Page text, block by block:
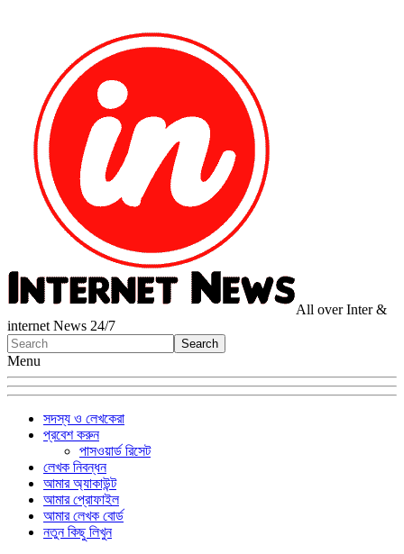
All over Inter &
internet News 24/7
Menu
সদস্য ও লেখকেরা
প্রবেশ করুন
পাসওয়ার্ড রিসেট
লেখক নিবন্ধন
আমার অ্যাকাউন্ট
আমার প্রোফাইল
আমার লেখক বোর্ড
নতুন কিছু লিখুন